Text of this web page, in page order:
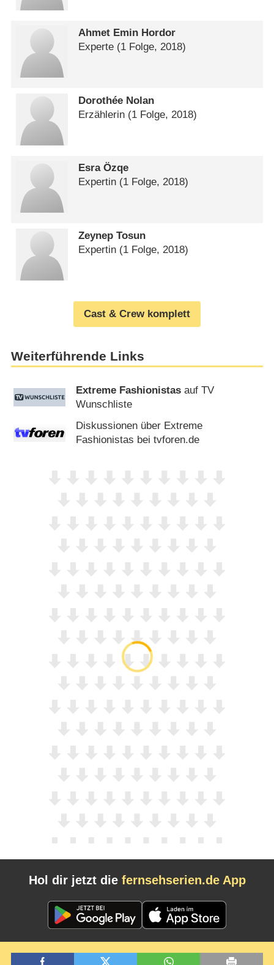
Ahmet Emin Hordor
Experte (1 Folge, 2018)
Dorothée Nolan
Erzählerin (1 Folge, 2018)
Esra Özqe
Expertin (1 Folge, 2018)
Zeynep Tosun
Expertin (1 Folge, 2018)
Cast & Crew komplett
Weiterführende Links
Extreme Fashionistas auf TV
Wunschliste
Diskussionen über Extreme
Fashionistas bei tvforen.de
Hol dir jetzt die fernsehserien.de App